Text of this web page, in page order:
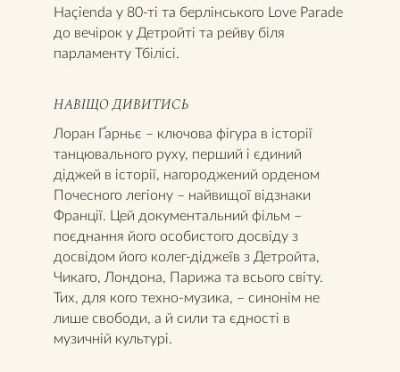
Haçienda у 80-ті та берлінського Love Parade
до вечірок у Детройті та рейву біля
парламенту Тбілісі.
НАВІЩО ДИВИТИСЬ
Лоран Ґарньє – ключова фігура в історії
танцювального руху, перший і єдиний
діджей в історії, нагороджений орденом
Почесного легіону – найвищої відзнаки
Франції. Цей документальний фільм –
поєднання його особистого досвіду з
досвідом його колег-діджеїв з Детройта,
Чикаго, Лондона, Парижа та всього світу.
Тих, для кого техно-музика, – синонім не
лише свободи, а й сили та єдності в
музичній культурі.